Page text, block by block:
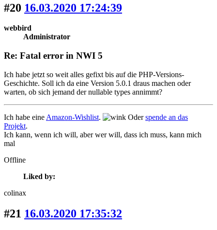
#20 16.03.2020 17:24:39
webbird
Administrator
Re: Fatal error in NWI 5
Ich habe jetzt so weit alles gefixt bis auf die PHP-Versions-
Geschichte. Soll ich da eine Version 5.0.1 draus machen oder
warten, ob sich jemand der nullable types annimmt?
Ich habe eine Amazon-Wishlist. Oderspende an das
Projekt.
Ich kann, wenn ich will, aber wer will, dass ich muss, kann mich
mal
Offline
Liked by:
colinax
#21 16.03.2020 17:35:32